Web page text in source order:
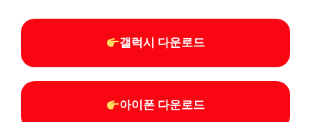
갤럭시 다운로드
아이폰 다운로드